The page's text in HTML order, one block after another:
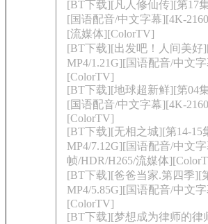
[BT下载][凡人修仙传][第17
[国语配音/中文字幕][4K-
[流媒体][ColorTV]
[BT下载][出发吧！人间美好
MP4/1.21G][国语配音/中文
[ColorTV]
[BT下载][地球超新鲜][第04
[国语配音/中文字幕][4K-
[ColorTV]
[BT下载][无相之城][第14-15
MP4/7.12G][国语配音/中文
帧/HDR/H265/流媒体
[BT下载][爸爸当家.第四季][
MP4/5.85G][国语配音/中文
[ColorTV]
[BT下载][梦想成为律师的律